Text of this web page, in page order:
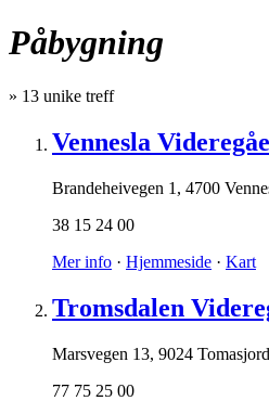
Påbygning
» 13 unike treff
Vennesla
Brandeheivegen 1 , 4700
38 15 24 00
Mer info · Hjemmeside · Kart
Tromsdalen
Marsvegen 13, 9024 Tomasjord
77 75 25 00